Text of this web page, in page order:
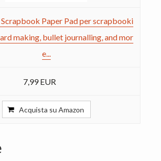
Paper Pad per scrapbooki
making, bullet journalling, and mor
e...
7,99 EUR
Acquista su Amazon